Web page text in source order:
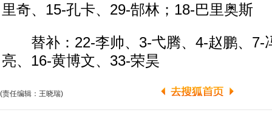
里奇、15-孔卡、29-郜林；18-巴里奥斯
替补：22-李帅、3-弋腾、4-赵鹏、7-
亮、16-黄博文、33-荣昊
(责任编辑：王晓瑞)